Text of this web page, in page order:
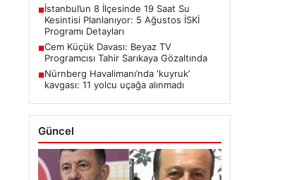
■İstanbul’un 8 İlçesinde 19 Saat Su
Kesintisi Planlanıyor: 5 Ağustos İSKİ
Programı Detayları
■Cem Küçük Davası: Beyaz TV
Programcısı Tahir Sarıkaya Gözaltında
■Nürnberg Havalimanı’nda ‘kuyruk’
kavgası: 11 yolcu uçağa alınmadı
Güncel